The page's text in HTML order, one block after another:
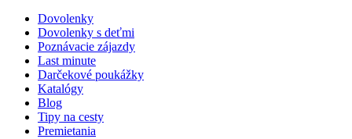
Dovolenky
Dovolenky s deťmi
Poznávacie zájazdy
Last minute
Darčekové poukážky
Katalógy
Blog
Tipy na cesty
Premietania